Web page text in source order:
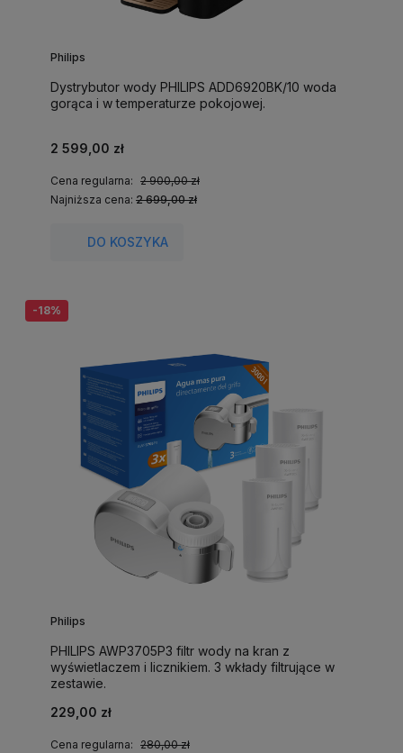
Philips
Dystrybutor wody PHILIPS ADD6920BK/10 woda
gorąca i w temperaturze pokojowej.
2 599,00 zł
Cena regularna: 2 900,00 zł
Najniższa cena: 2 699,00 zł
DO KOSZYKA
Philips
PHILIPS AWP3705P3 filtr wody na kran z
wyświetlaczem i licznikiem. 3 wkłady filtrujące w
zestawie.
229,00 zł
Cena regularna: 280,00 zł
-18%